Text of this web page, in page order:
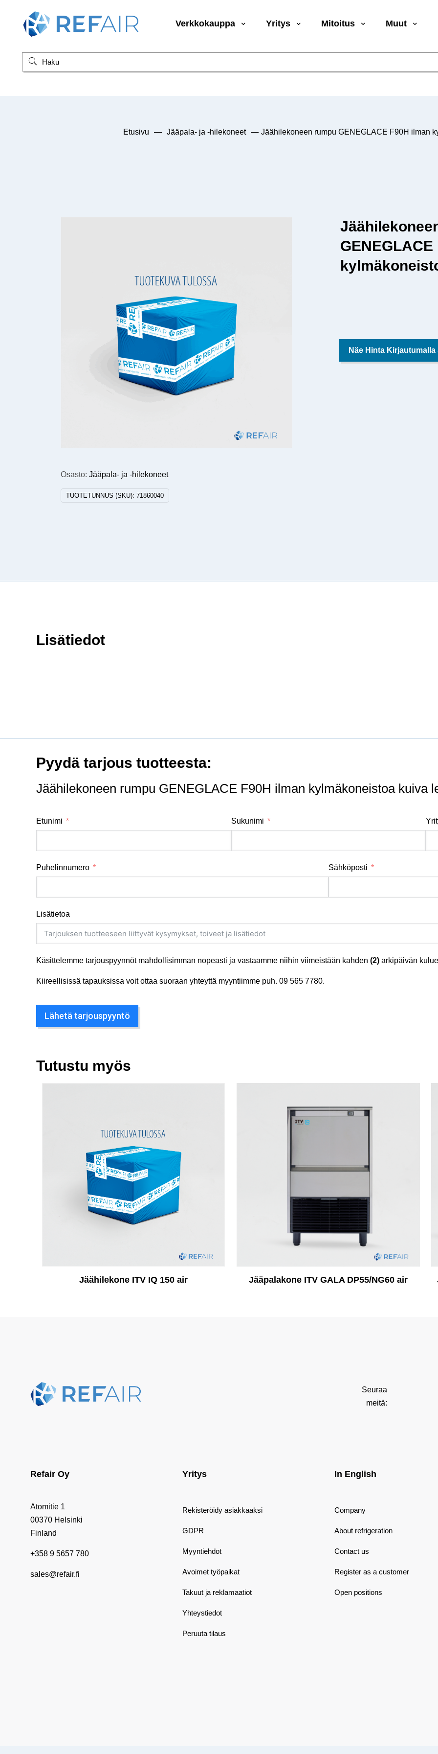
Verkkokauppa Yritys Mitoitus Muut
Etusivu — Jääpala- ja -hilekoneet — Jäähilekoneen rumpu GENEGLACE F90H ilman
Osasto:Jääpala- ja -hilekoneet
TUOTETUNNUS (SKU):71860040
Näe Hinta Kirjautumalla
Lisätiedot
Pyydä tarjous tuotteesta:
Jäähilekoneen rumpu GENEGLACE F90H ilman kylmäkoneistoa kuiva
Etunimi Sukunimi
Puhelinnumero Sähköposti
Lisätietoa
Käsittelemme tarjouspyynnöt mahdollisimman nopeasti ja vastaamme niihin viimeistään kahden (2) arkipäivän
Kiireellisissä tapauksissa voit ottaa suoraan yhteyttä myyntiimme puh. 09 565 7780.
Lähetä tarjouspyyntö
Tutustu myös
Jäähilekone ITV IQ 150 air Jääpalakone ITV GALA DP55/NG60 air
Seuraa
meitä:
Refair Oy
Atomitie 1
00370 Helsinki
Finland
+358 9 5657 780
sales@refair.fi
Yritys
Rekisteröidy asiakkaaksi
GDPR
Myyntiehdot
Avoimet työpaikat
Takuut ja reklamaatiot
Yhteystiedot
Peruuta tilaus
In English
Company
About refrigeration
Contact us
Register as a customer
Open positions